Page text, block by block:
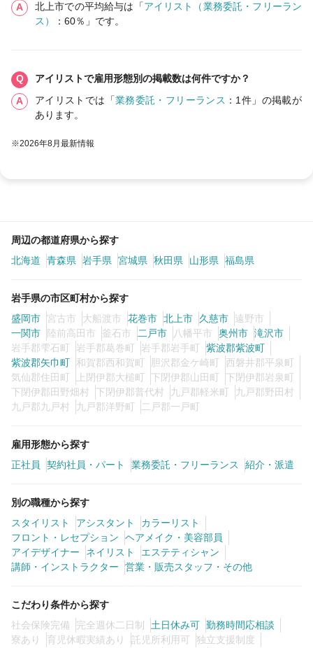
北上市での平均給与は「アイリスト（業務委託・フリーラン
ス）
：60％」です。
アイリストで雇用形態別の掲載数は何件ですか？
アイリストでは「業務委託・フリーランス ：1件」の掲載が
あります。
※2026年8月最新情報
周辺の都道府県から探す
北海道
青森県 岩手県 宮城県 秋田県 山形県 福島県
岩手県の市区町村から探す
盛岡市
宮古市 大船渡市 花巻市 北上市 久慈市
遠野市
一関市
陸前高田市 釜石市 二戸市 八幡平市 奥州市 滝沢市
岩手郡雫石町
岩手郡葛巻町 岩手郡岩手町
紫波郡紫波町
紫波郡矢巾町 和賀郡西和賀町 胆沢郡金ケ崎町
西磐井郡平泉町
気仙郡住田町
上閉伊郡大槌町 下閉伊郡山田町
下閉伊郡岩泉町
下閉伊郡田野畑村
下閉伊郡普代村 九戸郡軽米町
九戸郡野田村
九戸郡九戸村
九戸郡洋野町 二戸郡一戸町
雇用形態から探す
正社員
契約社員・パート 業務委託・フリーランス 紹介・派遣
別の職種から探す
スタイリスト
アシスタント
カラーリスト
フロント・レセプション
ヘアメイク・美容部員
アイデザイナー
ネイリスト
エステティシャン
講師・インストラクター
営業・販売スタッフ・その他
こだわり条件から探す
社会保険完備
完全週休二日制 土日休み可 勤務時間応相談
寮あり
育児休暇実績あり 託児所利用可
独立支援制度